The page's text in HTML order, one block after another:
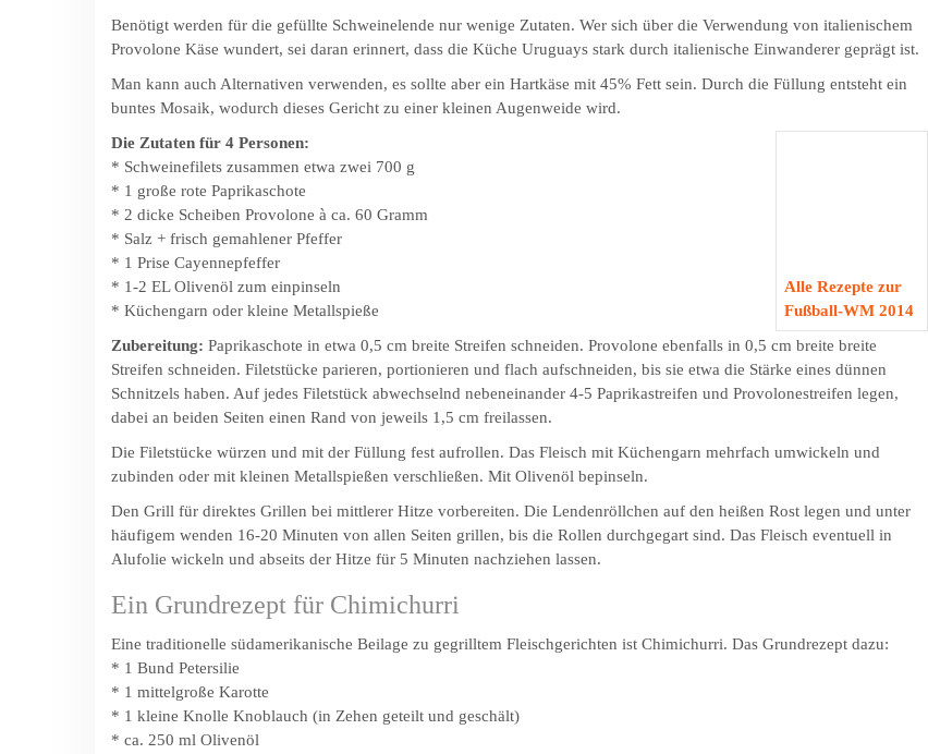
Benötigt werden für die gefüllte Schweinelende nur wenige Zutaten. Wer sich über die Verwendung von italienischem
Provolone Käse wundert, sei daran erinnert, dass die Küche Uruguays stark durch italienische Einwanderer geprägt ist.
Man kann auch Alternativen verwenden, es sollte aber ein Hartkäse mit 45% Fett sein. Durch die Füllung entsteht ein
buntes Mosaik, wodurch dieses Gericht zu einer kleinen Augenweide wird.
Die Zutaten für 4 Personen:
* Schweinefilets zusammen etwa zwei 700 g
* 1 große rote Paprikaschote
* 2 dicke Scheiben Provolone à ca. 60 Gramm
* Salz + frisch gemahlener Pfeffer
* 1 Prise Cayennepfeffer
* 1-2 EL Olivenöl zum einpinseln
* Küchengarn oder kleine Metallspieße
Zubereitung: Paprikaschote in etwa 0,5 cm breite Streifen schneiden. Provolone ebenfalls in 0,5 cm breite breite
Streifen schneiden. Filetstücke parieren, portionieren und flach aufschneiden, bis sie etwa die Stärke eines dünnen
Schnitzels haben. Auf jedes Filetstück abwechselnd nebeneinander 4-5 Paprikastreifen und Provolonestreifen legen,
dabei an beiden Seiten einen Rand von jeweils 1,5 cm freilassen.
Die Filetstücke würzen und mit der Füllung fest aufrollen. Das Fleisch mit Küchengarn mehrfach umwickeln und
zubinden oder mit kleinen Metallspießen verschließen. Mit Olivenöl bepinseln.
Den Grill für direktes Grillen bei mittlerer Hitze vorbereiten. Die Lendenröllchen auf den heißen Rost legen und unter
häufigem wenden 16-20 Minuten von allen Seiten grillen, bis die Rollen durchgegart sind. Das Fleisch eventuell in
Alufolie wickeln und abseits der Hitze für 5 Minuten nachziehen lassen.
Ein Grundrezept für Chimichurri
Eine traditionelle südamerikanische Beilage zu gegrilltem Fleischgerichten ist Chimichurri. Das Grundrezept dazu:
* 1 Bund Petersilie
* 1 mittelgroße Karotte
* 1 kleine Knolle Knoblauch (in Zehen geteilt und geschält)
* ca. 250 ml Olivenöl